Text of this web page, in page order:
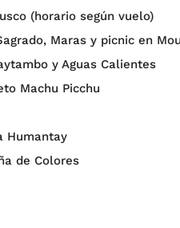
(horario según vuelo)
Maras y picnic en
y Aguas Calientes
Machu Picchu
Humantay
de Colores